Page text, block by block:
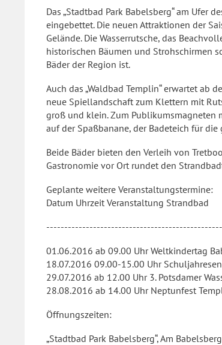
Das „Stadtbad Park Babelsberg“ am Ufer
eingebettet. Die neuen Attraktionen der
Gelände. Die Wasserrutsche, das
historischen Bäumen und Strohschirmen
Bäder der Region ist.
Auch das „Waldbad Templin“ erwartet ab
neue Spiellandschaft zum Klettern mit
groß und klein. Zum Publikumsmagneten
auf der Spaßbanane, der Badeteich für
Beide Bäder bieten den Verleih von
Gastronomie vor Ort rundet den
Geplante weitere Veranstaltungstermine:
Datum Uhrzeit Veranstaltung Strandbad
01.06.2016 ab 09.00 Uhr Weltkindertag
18.07.2016 09.00-15.00 Uhr
29.07.2016 ab 12.00 Uhr 3. Potsdamer
28.08.2016 ab 14.00 Uhr Neptunfest
Öffnungszeiten:
„Stadtbad Park Babelsberg“, Am